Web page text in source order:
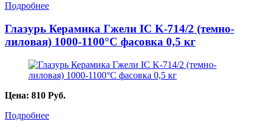
Подробнее
Глазурь Керамика Гжели IC K-714/2 (темно-
лиловая) 1000-1100°С фасовка 0,5 кг
Цена: 810 Руб.
Подробнее